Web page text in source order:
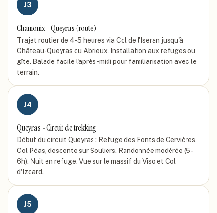
J3
Chamonix - Queyras (route)
Trajet routier de 4-5 heures via Col de l'Iseran jusqu'à
Château-Queyras ou Abrieux. Installation aux refuges ou
gîte. Balade facile l'après-midi pour familiarisation avec le
terrain.
J4
Queyras - Circuit de trekking
Début du circuit Queyras : Refuge des Fonts de Cervières,
Col Péas, descente sur Souliers. Randonnée modérée (5-
6h). Nuit en refuge. Vue sur le massif du Viso et Col
d'Izoard.
J5